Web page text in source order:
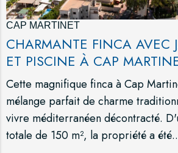
CAP MARTINET
CHARMANTE FINCA AVEC
ET PISCINE À CAP
Cette magnifique finca à Cap
mélange parfait de charme
vivre méditerranéen décontracté.
totale de 150 m², la propriété a